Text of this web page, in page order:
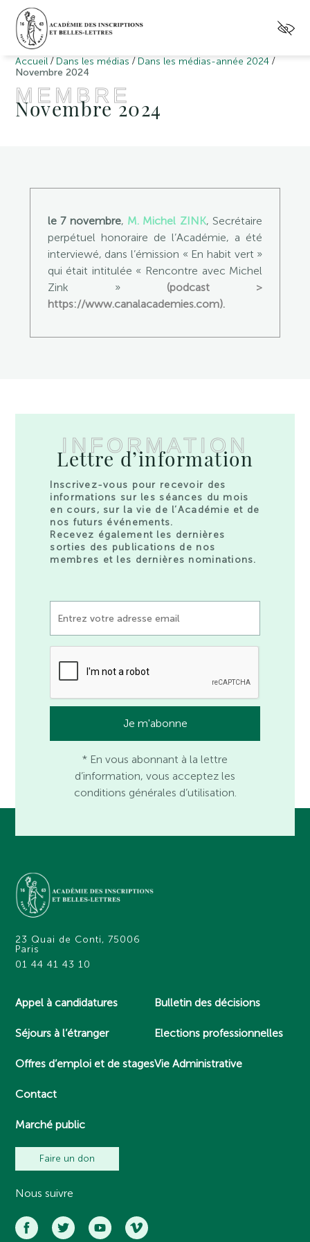
Accueil / Dans les médias / Dans les médias-année 2024 /
Novembre 2024
MEMBRE
Novembre 2024
le 7 novembre, M. Michel ZINK, Secrétaire
perpétuel honoraire de l’Académie, a été
interviewé, dans l’émission « En habit vert »
qui était intitulée « Rencontre avec Michel
Zink »(podcast >
https://www.canalacademies.com).
INFORMATION
Lettre d’information
Inscrivez-vous pour recevoir des
informations sur les séances du mois
en cours, sur la vie de l’Académie et de
nos futurs événements.
Recevez également les dernières
sorties des publications de nos
membres et les dernières nominations.
* En vous abonnant à la lettre
d’information, vous acceptez les
conditions générales d’utilisation.
23 Quai de Conti, 75006
Paris
01 44 41 43 10
Appel à candidatures
Séjours à l’étranger
Offres d’emploi et de stages
Contact
Marché public
Bulletin des décisions
Elections professionnelles
Vie Administrative
Faire un don
Nous suivre